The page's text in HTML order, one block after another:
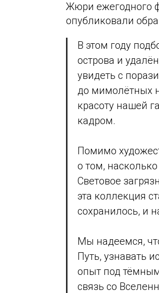
Жюри ежегодного
опубликовали
В этом году
острова и
увидеть с
до мимолётных
красоту нашей
кадром.
Помимо
о том,
Световое
эта коллекция
сохранилось, и
Мы надеемся,
Путь, узнавать
опыт под
связь со